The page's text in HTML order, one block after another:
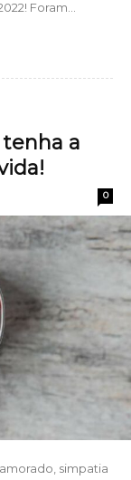
Foram...
a
0
simpatia